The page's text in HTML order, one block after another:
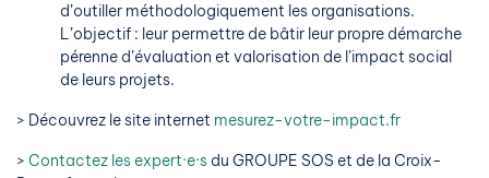
d’outiller méthodologiquement les organisations.
L’objectif : leur permettre de bâtir leur propre démarche
pérenne d’évaluation et valorisation de l’impact social
de leurs projets.
> Découvrez le site internet mesurez-votre-impact.fr
> Contactez les expert·e·s du GROUPE SOS et de la Croix-